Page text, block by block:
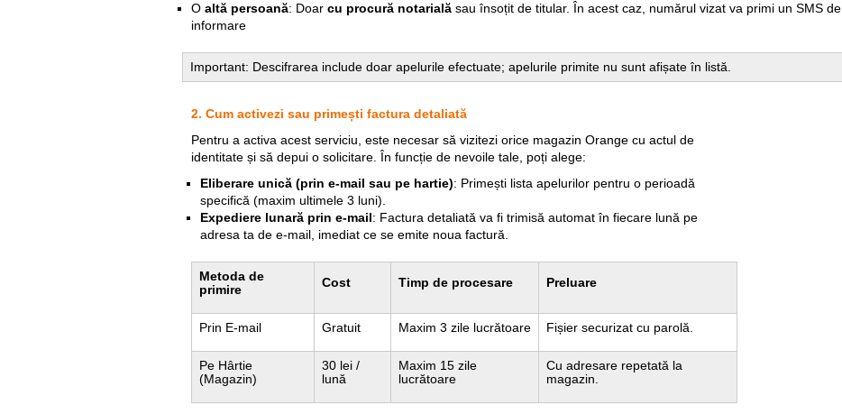
O altă persoană: Doar cu procură notarială sau însoțit de titular. În acest caz, numărul vizat va primi un SMS de
informare
Important: Descifrarea include doar apelurile efectuate; apelurile primite nu sunt afișate în listă.
2. Cum activezi sau primești factura detaliată
Pentru a activa acest serviciu, este necesar să vizitezi orice magazin Orange cu actul de
identitate și să depui o solicitare. În funcție de nevoile tale, poți alege:
Eliberare unică (prin e-mail sau pe hartie): Primești lista apelurilor pentru o perioadă
specifică (maxim ultimele 3 luni).
Expediere lunară prin e-mail: Factura detaliată va fi trimisă automat în fiecare lună pe
adresa ta de e-mail, imediat ce se emite noua factură.
Metoda de
primire
Cost Timp de procesare Preluare
Prin E-mail Gratuit Maxim 3 zile lucrătoare Fișier securizat cu parolă.
Pe Hârtie
(Magazin)
30 lei /
lună
Maxim 15 zile
lucrătoare
Cu adresare repetată la
magazin.